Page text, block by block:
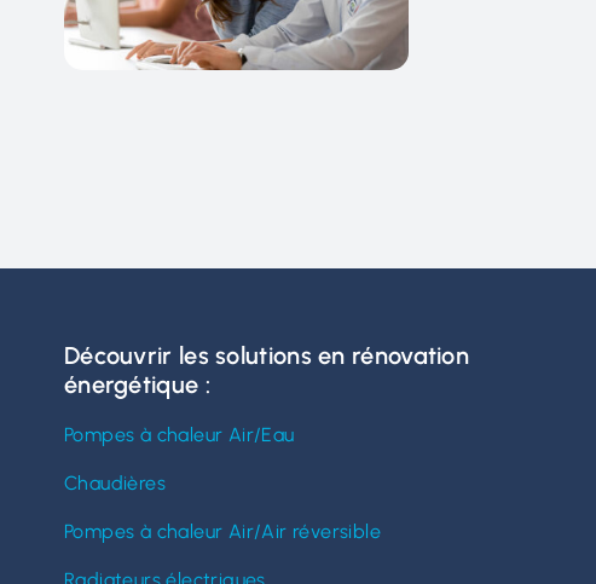
Découvrir les solutions en rénovation
énergétique :
Pompes à chaleur Air/Eau
Chaudières
Pompes à chaleur Air/Air réversible